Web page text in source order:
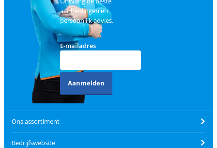
aanbiedingen en
persoonlijk advies.
E-mailadres
Aanmelden
Ons assortiment
Bedrijfswebsite